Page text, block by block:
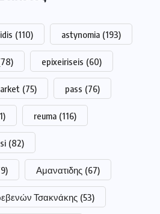
(110) astynomia (193)
epixeiriseis (60)
(75) pass (76)
reuma (116)
(82)
Αμανατιδης (67)
Τσακνάκης (53)